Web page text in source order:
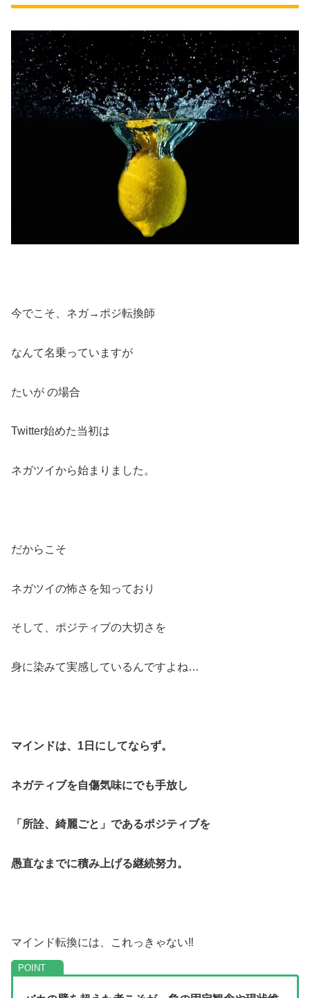
今でこそ、ネガ→ポジ転換師
なんて名乗っていますが
たいが の場合
Twitter始めた当初は
ネガツイから始まりました。
だからこそ
ネガツイの怖さを知っており
そして、ポジティブの大切さを
身に染みて実感しているんですよね…
マインドは、1日にしてならず。
ネガティブを自傷気味にでも手放し
「所詮、綺麗ごと」であるポジティブを
愚直なまでに積み上げる継続努力。
マインド転換には、これっきゃない‼